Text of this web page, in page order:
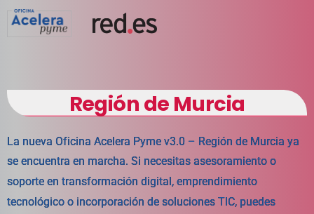
Región de Murcia
La nueva Oficina Acelera Pyme v3.0 – Región de Murcia ya
se encuentra en marcha. Si necesitas asesoramiento o
soporte en transformación digital, emprendimiento
tecnológico o incorporación de soluciones TIC, puedes